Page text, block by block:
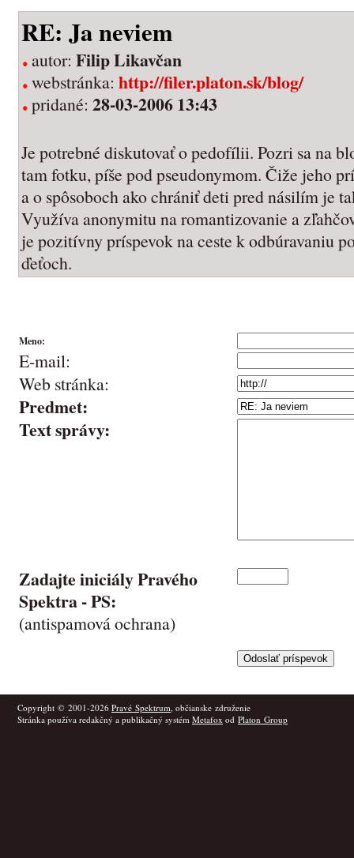
RE: Ja neviem
autor: Filip Likavčan
webstránka: http://filer.platon.sk/blog/
pridané: 28-03-2006 13:43
Je potrebné diskutovať o pedofílii. Pozri sa na
tam fotku, píše pod pseudonymom. Čiže jeho
a o spôsoboch ako chrániť deti pred násilím je
Využíva anonymitu na romantizovanie a
je pozitívny príspevok na ceste k odbúravaniu
ďeťoch.
Meno:
E-mail:
Web stránka:
Predmet:
Text správy:
Zadajte iniciály Pravého
Spektra -PS:
(antispamová ochrana)
Copyright © 2001-2026 Pravé Spektrum, občianske združenie
Stránka používa redakčný a publikačný systém Metafox od Platon Group